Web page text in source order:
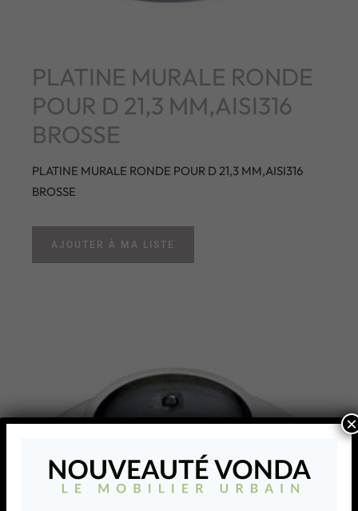
PLATINE MURALE RONDE
POUR D 21,3 MM,AISI316
BROSSE
PLATINE MURALE RONDE POUR D 21,3 MM,AISI316
BROSSE
AJOUTER À MA LISTE
×